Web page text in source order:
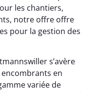
les chantiers,
notre offre offre
pour la gestion des
s’avère
en
variée de